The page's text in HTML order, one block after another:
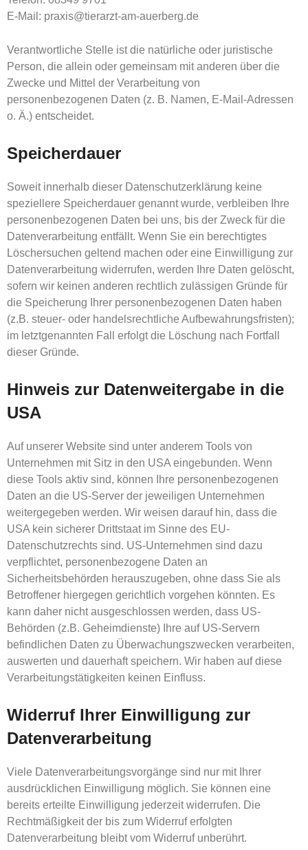
E-Mail: praxis@tierarzt-am-auerberg.de
Verantwortliche Stelle ist die natürliche oder juristische
Person, die allein oder gemeinsam mit anderen über die
Zwecke und Mittel der Verarbeitung von
personenbezogenen Daten (z. B. Namen, E-Mail-Adressen
o. Ä.) entscheidet.
Speicherdauer
Soweit innerhalb dieser Datenschutzerklärung keine
speziellere Speicherdauer genannt wurde, verbleiben Ihre
personenbezogenen Daten bei uns, bis der Zweck für die
Datenverarbeitung entfällt. Wenn Sie ein berechtigtes
Löschersuchen geltend machen oder eine Einwilligung zur
Datenverarbeitung widerrufen, werden Ihre Daten gelöscht,
sofern wir keinen anderen rechtlich zulässigen Gründe für
die Speicherung Ihrer personenbezogenen Daten haben
(z.B. steuer- oder handelsrechtliche Aufbewahrungsfristen);
im letztgenannten Fall erfolgt die Löschung nach Fortfall
dieser Gründe.
Hinweis zur Datenweitergabe in die
USA
Auf unserer Website sind unter anderem Tools von
Unternehmen mit Sitz in den USA eingebunden. Wenn
diese Tools aktiv sind, können Ihre personenbezogenen
Daten an die US-Server der jeweiligen Unternehmen
weitergegeben werden. Wir weisen darauf hin, dass die
USA kein sicherer Drittstaat im Sinne des EU-
Datenschutzrechts sind. US-Unternehmen sind dazu
verpflichtet, personenbezogene Daten an
Sicherheitsbehörden herauszugeben, ohne dass Sie als
Betroffener hiergegen gerichtlich vorgehen könnten. Es
kann daher nicht ausgeschlossen werden, dass US-
Behörden (z.B. Geheimdienste) Ihre auf US-Servern
befindlichen Daten zu Überwachungszwecken verarbeiten,
auswerten und dauerhaft speichern. Wir haben auf diese
Verarbeitungstätigkeiten keinen Einfluss.
Widerruf Ihrer Einwilligung zur
Datenverarbeitung
Viele Datenverarbeitungsvorgänge sind nur mit Ihrer
ausdrücklichen Einwilligung möglich. Sie können eine
bereits erteilte Einwilligung jederzeit widerrufen. Die
Rechtmäßigkeit der bis zum Widerruf erfolgten
Datenverarbeitung bleibt vom Widerruf unberührt.